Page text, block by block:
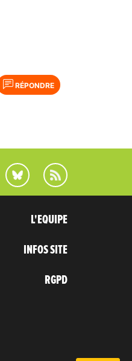
RÉPONDRE
L'EQUIPE
INFOS SITE
RGPD